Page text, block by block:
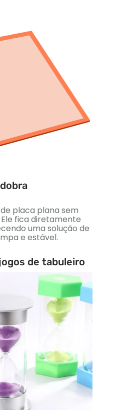
placa plana sem
fica diretamente
uma solução de
e estável.
de tabuleiro